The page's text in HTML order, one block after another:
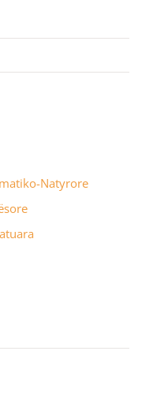
Natyrore